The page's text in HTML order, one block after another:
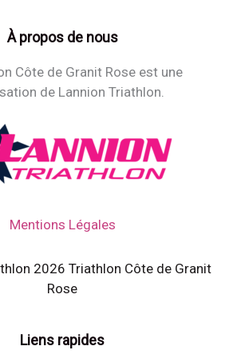
À propos de nous
Côte de Granit Rose est une
de Lannion Triathlon.
Mentions Légales
2026 Triathlon Côte de Granit
Rose
Liens rapides